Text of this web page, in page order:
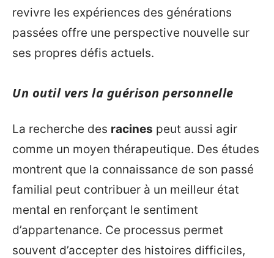
revivre les expériences des générations
passées offre une perspective nouvelle sur
ses propres défis actuels.
Un outil vers la guérison personnelle
La recherche des racines peut aussi agir
comme un moyen thérapeutique. Des études
montrent que la connaissance de son passé
familial peut contribuer à un meilleur état
mental en renforçant le sentiment
d’appartenance. Ce processus permet
souvent d’accepter des histoires difficiles,